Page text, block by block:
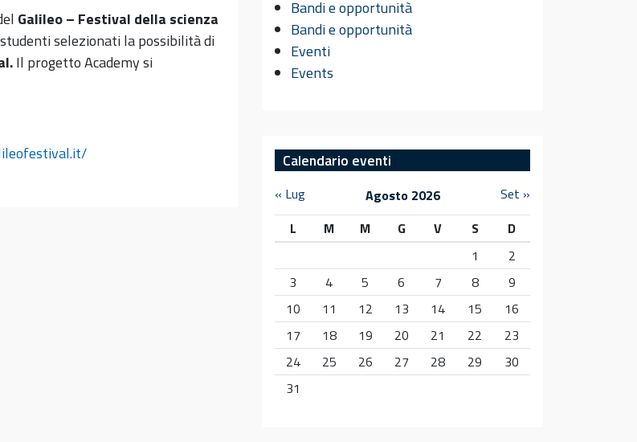
Galileo – Festival della scienza
selezionati la possibilità di
Il progetto Academy si
Bandi e opportunità
Bandi e opportunità
Eventi
Events
Calendario eventi
Agosto 2026
L
M M G V S D
« Lug Set »
1
2
3
4 5 6 7 8
9
10
11 12 13 14 15
16
17
18 19 20 21 22
23
24
25 26 27 28 29
30
31